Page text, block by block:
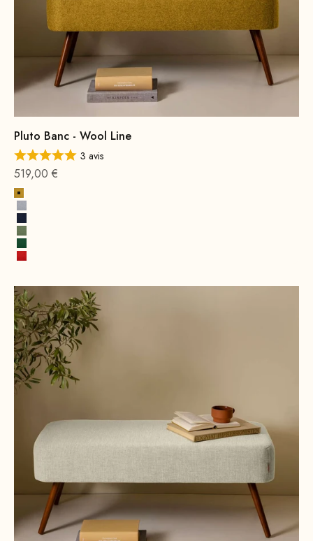
Pluto Banc - Wool Line
3 avis
Offre à partir de
519,00 €
Jaune moutarde
Gris pierre
Bleu encre
Vert printanier
Vert feuille
Rouge feu